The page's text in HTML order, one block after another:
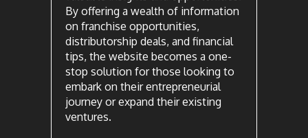
By offering a wealth of information
on franchise opportunities,
distributorship deals, and financial
tips, the website becomes a one-
stop solution for those looking to
embark on their entrepreneurial
journey or expand their existing
ventures.